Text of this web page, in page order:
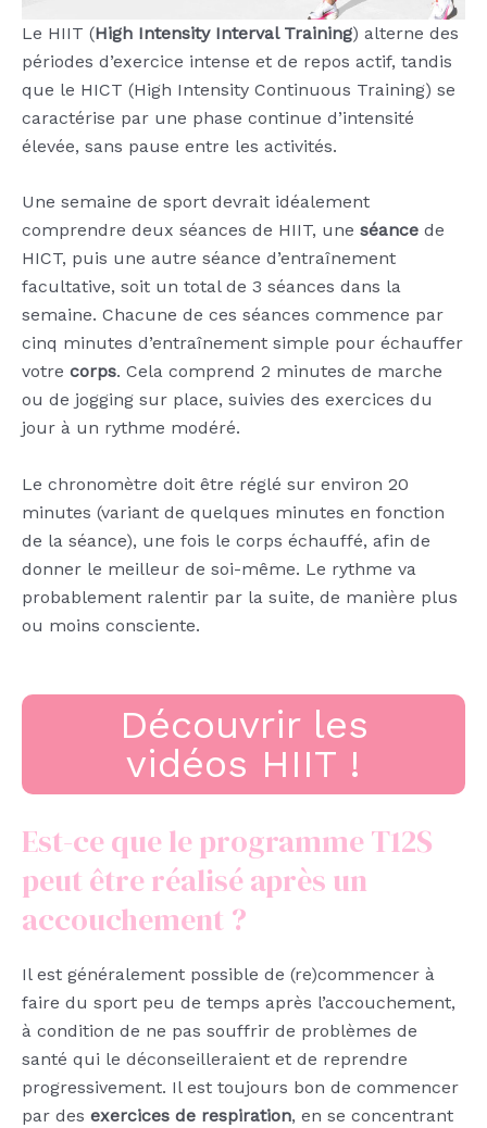
marque choisir ?
Le HIIT (High Intensity Interval Training) alterne des
périodes d’exercice intense et de repos actif, tandis
que le HICT (High Intensity Continuous Training) se
caractérise par une phase continue d’intensité
élevée, sans pause entre les activités.
Une semaine de sport devrait idéalement
comprendre deux séances de HIIT, une séance de
HICT, puis une autre séance d’entraînement
facultative, soit un total de 3 séances dans la
semaine. Chacune de ces séances commence par
cinq minutes d’entraînement simple pour échauffer
votre corps. Cela comprend 2 minutes de marche
ou de jogging sur place, suivies des exercices du
jour à un rythme modéré.
Le chronomètre doit être réglé sur environ 20
minutes (variant de quelques minutes en fonction
de la séance), une fois le corps échauffé, afin de
donner le meilleur de soi-même. Le rythme va
probablement ralentir par la suite, de manière plus
ou moins consciente.
Découvrir les
vidéos HIIT !
Est-ce que le programme T12S
peut être réalisé après un
accouchement ?
Il est généralement possible de (re)commencer à
faire du sport peu de temps après l’accouchement,
à condition de ne pas souffrir de problèmes de
santé qui le déconseilleraient et de reprendre
progressivement. Il est toujours bon de commencer
par des exercices de respiration, en se concentrant